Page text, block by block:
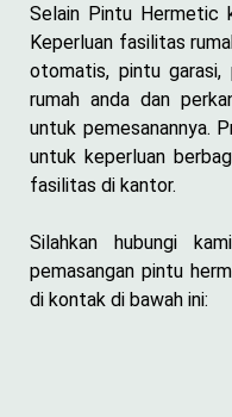
Selain Pintu Hermetic
Keperluan fasilitas
otomatis, pintu
rumah anda dan
untuk pemesanannya.
untuk keperluan
fasilitas di kantor.
Silahkan hubungi
pemasangan pintu
di kontak di bawah ini: